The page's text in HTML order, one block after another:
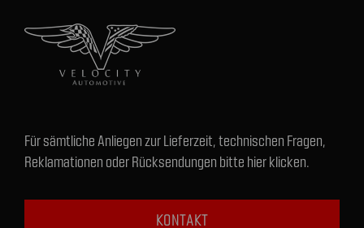
Für sämtliche Anliegen zur Lieferzeit, technischen Fragen,
Reklamationen oder Rücksendungen bitte hier klicken.
KONTAKT